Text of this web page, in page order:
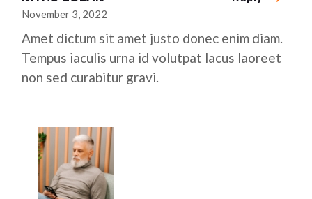
November 3, 2022
Amet dictum sit amet justo donec enim diam.
Tempus iaculis urna id volutpat lacus laoreet
non sed curabitur gravi.